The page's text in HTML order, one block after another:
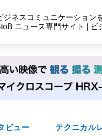
ジネスコミュニケーション
ニュース専門サイト | ビ
ビュー テクニカル